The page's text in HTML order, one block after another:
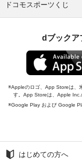
ドコモスポーツくじ
dブックア
Appleのロゴ、App Storeは、
す。App Storeは、Apple Inc.
Google Play および Google
はじめての方へ